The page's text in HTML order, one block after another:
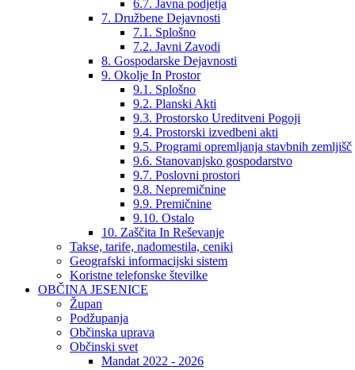
6.7. Javna podjetja
7. Družbene Dejavnosti
7.1. Splošno
7.2. Javni Zavodi
8. Gospodarske Dejavnosti
9. Okolje In Prostor
9.1. Splošno
9.2. Planski Akti
9.3. Prostorsko Ureditveni Pogoji
9.4. Prostorski izvedbeni akti
9.5. Programi opremljanja stavbnih zemljišč
9.6. Stanovanjsko gospodarstvo
9.7. Poslovni prostori
9.8. Nepremičnine
9.9. Premičnine
9.10. Ostalo
10. Zaščita In Reševanje
Takse, tarife, nadomestila, ceniki
Geografski informacijski sistem
Koristne telefonske številke
OBČINA JESENICE
Župan
Podžupanja
Občinska uprava
Občinski svet
Mandat 2022 - 2026